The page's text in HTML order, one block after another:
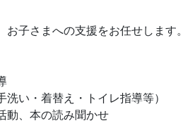
お子さまへの支援をお任せします。
洗い・着替え・トイレ指導等）
動、本の読み聞かせ